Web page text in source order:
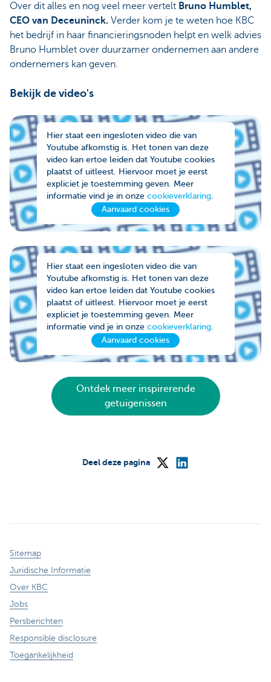
Over dit alles en nog veel meer vertelt Bruno Humblet,
CEO van Deceuninck. Verder kom je te weten hoe KBC
het bedrijf in haar financieringsnoden helpt en welk advies
Bruno Humblet over duurzamer ondernemen aan andere
ondernemers kan geven.
Bekijk de video's
Hier staat een ingesloten video die van
Youtube afkomstig is. Het tonen van deze
video kan ertoe leiden dat Youtube cookies
plaatst of uitleest. Hiervoor moet je eerst
expliciet je toestemming geven. Meer
informatie vind je in onze cookieverklaring.
Aanvaard cookies
Hier staat een ingesloten video die van
Youtube afkomstig is. Het tonen van deze
video kan ertoe leiden dat Youtube cookies
plaatst of uitleest. Hiervoor moet je eerst
expliciet je toestemming geven. Meer
informatie vind je in onze cookieverklaring.
Aanvaard cookies
Ontdek meer inspirerende
getuigenissen
Deel deze pagina
Sitemap
Juridische Informatie
Over KBC
Jobs
Persberichten
Responsible disclosure
Toegankelijkheid